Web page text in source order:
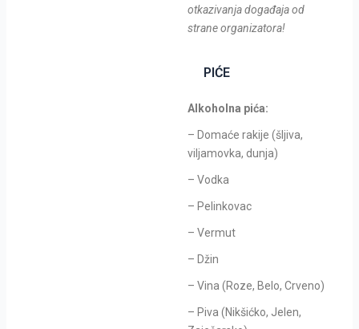
otkazivanja događaja od
strane organizatora!
PIĆE
Alkoholna pića:
– Domaće rakije (šljiva,
viljamovka, dunja)
– Vodka
– Pelinkovac
– Vermut
– Džin
– Vina (Roze, Belo, Crveno)
– Piva (Nikšićko, Jelen,